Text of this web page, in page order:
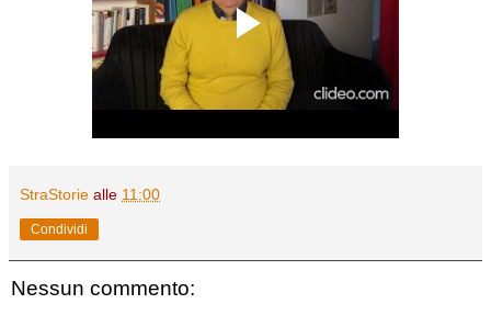
StraStorie alle 11:00
Condividi
Nessun commento: